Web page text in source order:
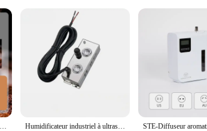
STE Aroma Fragrance Castle, Flower and Fruit Series, Scent Machine, Essential 173 DiffJardfor House, Hotel, Office Spa, Decor, 500ml Humidificateur industriel à ultrasons DC48V, pulvérisateur de brouillard à tête 10/12, brumisateur, générateur de brouillard à effet de serre